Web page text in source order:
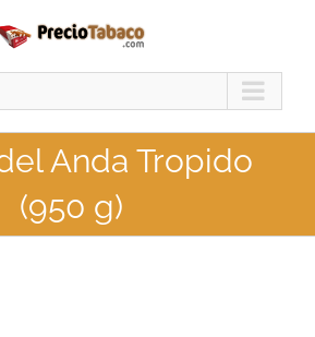
Anda Tropido
(950 g)